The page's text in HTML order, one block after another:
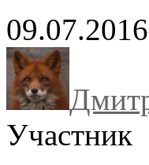
Участник